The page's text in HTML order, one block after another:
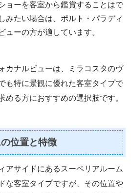
ョーを客室から鑑賞することはで
みたい場合は、ポルト・パラディ
ューの方が適しています。
カナルビューは、ミラコスタのヴ
も特に景観に優れた客室タイプで
める方におすすめの選択肢です。
位置と特徴
アサイドにあるスーペリアルーム
な客室タイプですが、その位置や